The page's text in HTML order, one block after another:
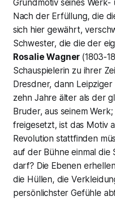
Grundmotiv seines Werk-
Nach der Erfüllung, die
sich hier gewährt,
Schwester, die die der
Rosalie Wagner (1803-
Schauspielerin zu ihrer
Dresdner, dann Leipziger
zehn Jahre älter als der
Bruder, aus seinem
freigesetzt, ist das Motiv
Revolution stattfinden
auf der Bühne einmal die
darf? Die Ebenen
die Hüllen, die
persönlichster Gefühle